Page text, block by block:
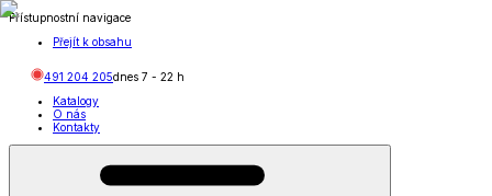
Přístupnostní navigace
Přejít k obsahu
491 204 205dnes 7 - 22 h
Katalogy
O nás
Kontakty